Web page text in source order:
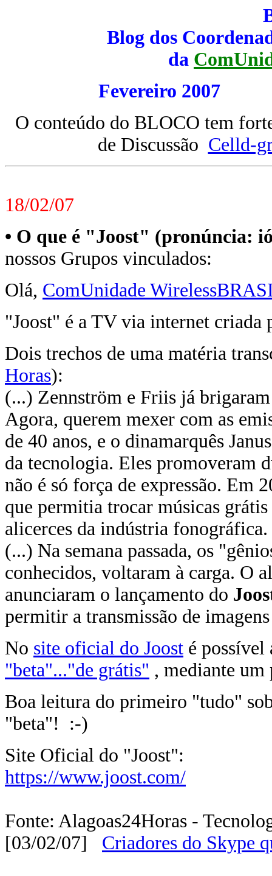
Blog dos
da
Fevereiro
O conteúdo do BLOCO tem
de Discussão Celld-
18/02/07
• O que é "Joost" (pronúncia:
nossos Grupos vinculados:
Olá, ComUnidade
"Joost" é a TV via internet
Dois trechos de uma matéria
Horas):
(...) Zennström e Friis já
Agora, querem mexer com as
de 40 anos, e o dinamarquês
da tecnologia. Eles promoveram
não é só força de expressão. Em
que permitia trocar músicas
alicerces da indústria
(...) Na semana passada, os
conhecidos, voltaram à carga. O
anunciaram o lançamento do
permitir a transmissão de
No site oficial do Joost é possível
"beta"..."de grátis" , mediante um
Boa leitura do primeiro "tudo"
"beta"! :-)
Site Oficial do "Joost":
https://www.joost.com/
Fonte: Alagoas24Horas -
[03/02/07] Criadores do Skype